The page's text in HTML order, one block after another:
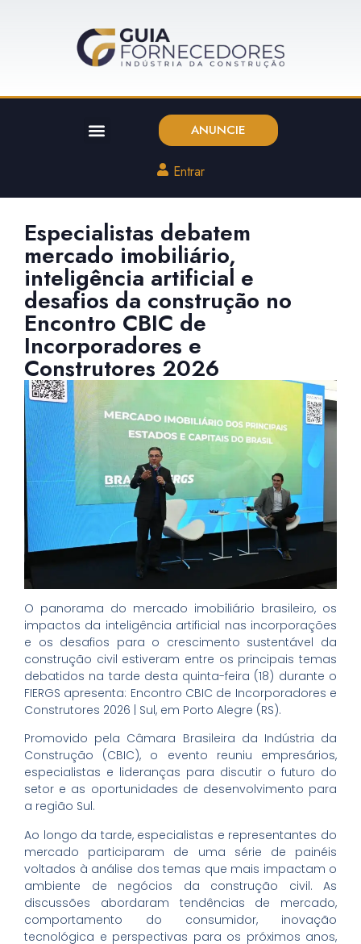
ANUNCIE
Entrar
Especialistas debatem
mercado imobiliário,
inteligência artificial e
desafios da construção no
Encontro CBIC de
Incorporadores e
Construtores 2026
O panorama do mercado imobiliário brasileiro, os
impactos da inteligência artificial nas incorporações
e os desafios para o crescimento sustentável da
construção civil estiveram entre os principais temas
debatidos na tarde desta quinta-feira (18) durante o
FIERGS apresenta: Encontro CBIC de Incorporadores e
Construtores 2026 | Sul, em Porto Alegre (RS).
Promovido pela Câmara Brasileira da Indústria da
Construção (CBIC), o evento reuniu empresários,
especialistas e lideranças para discutir o futuro do
setor e as oportunidades de desenvolvimento para
a região Sul.
Ao longo da tarde, especialistas e representantes do
mercado participaram de uma série de painéis
voltados à análise dos temas que mais impactam o
ambiente de negócios da construção civil. As
discussões abordaram tendências de mercado,
comportamento do consumidor, inovação
tecnológica e perspectivas para os próximos anos,